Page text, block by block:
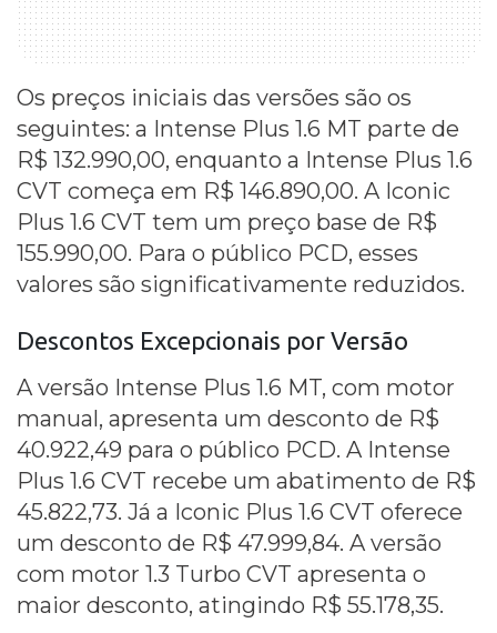
Os preços iniciais das versões são os
seguintes: a Intense Plus 1.6 MT parte de
R$ 132.990,00, enquanto a Intense Plus 1.6
CVT começa em R$ 146.890,00. A Iconic
Plus 1.6 CVT tem um preço base de R$
155.990,00. Para o público PCD, esses
valores são significativamente reduzidos.
Descontos Excepcionais por Versão
A versão Intense Plus 1.6 MT, com motor
manual, apresenta um desconto de R$
40.922,49 para o público PCD. A Intense
Plus 1.6 CVT recebe um abatimento de R$
45.822,73. Já a Iconic Plus 1.6 CVT oferece
um desconto de R$ 47.999,84. A versão
com motor 1.3 Turbo CVT apresenta o
maior desconto, atingindo R$ 55.178,35.